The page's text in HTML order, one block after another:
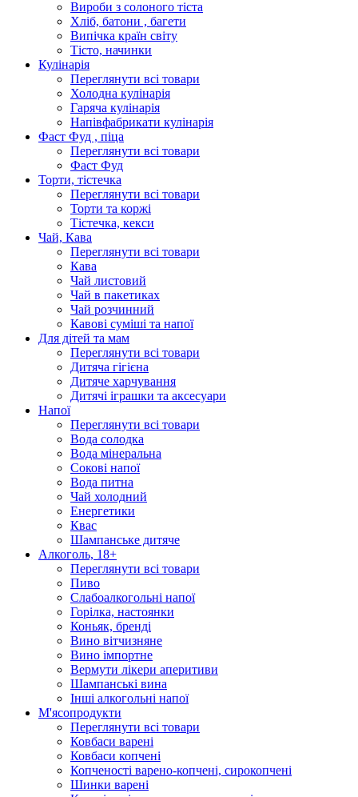
Вироби з солоного тіста
Хліб, батони , багети
Випічка країн світу
Тісто, начинки
Кулінарія
Переглянути всі товари
Холодна кулінарія
Гаряча кулінарія
Напівфабрикати кулінарія
Фаст Фуд , піца
Переглянути всі товари
Фаст Фуд
Торти, тістечка
Переглянути всі товари
Торти та коржі
Тістечка, кекси
Чай, Кава
Переглянути всі товари
Кава
Чай листовий
Чай в пакетиках
Чай розчинний
Кавові суміші та напої
Для дітей та мам
Переглянути всі товари
Дитяча гігієна
Дитяче харчування
Дитячі іграшки та аксесуари
Напої
Переглянути всі товари
Вода солодка
Вода мінеральна
Сокові напої
Вода питна
Чай холодний
Енергетики
Квас
Шампанське дитяче
Алкоголь, 18+
Переглянути всі товари
Пиво
Слабоалкогольні напої
Горілка, настоянки
Коньяк, бренді
Вино вітчизняне
Вино імпортне
Вермути лікери аперитиви
Шампанські вина
Інші алкогольні напої
М'ясопродукти
Переглянути всі товари
Ковбаси варені
Ковбаси копчені
Копченості варено-копчені, сирокопчені
Шинки варені